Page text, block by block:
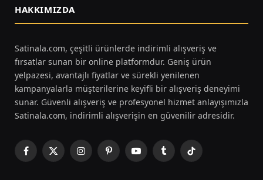
HAKKIMIZDA
Satinala.com, çeşitli ürünlerde indirimli alışveriş ve
fırsatlar sunan bir online platformdur. Geniş ürün
yelpazesi, avantajlı fiyatlar ve sürekli yenilenen
kampanyalarla müşterilerine keyifli bir alışveriş deneyimi
sunar. Güvenli alışveriş ve profesyonel hizmet anlayışımızla
Satinala.com, indirimli alışverişin en güvenilir adresidir.
Facebook
X
InstagramPinterestYouTubeTumblrTikTok